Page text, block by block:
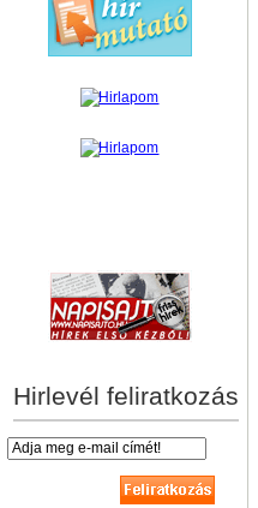
Hirlevél feliratkozás